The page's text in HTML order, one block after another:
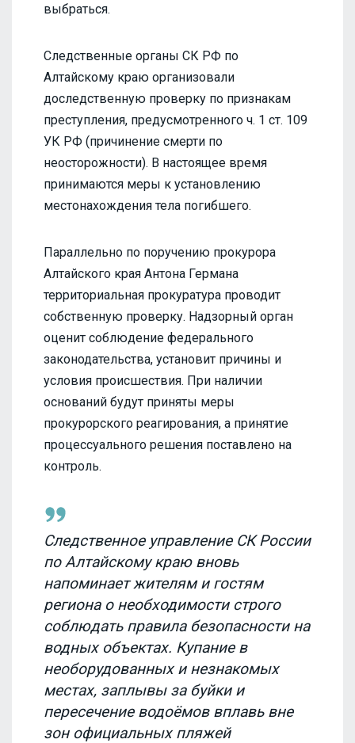
выбраться.
Следственные органы СК РФ по
Алтайскому краю организовали
доследственную проверку по признакам
преступления, предусмотренного ч. 1 ст. 109
УК РФ (причинение смерти по
неосторожности). В настоящее время
принимаются меры к установлению
местонахождения тела погибшего.
Параллельно по поручению прокурора
Алтайского края Антона Германа
территориальная прокуратура проводит
собственную проверку. Надзорный орган
оценит соблюдение федерального
законодательства, установит причины и
условия происшествия. При наличии
оснований будут приняты меры
прокурорского реагирования, а принятие
процессуального решения поставлено на
контроль.
Следственное управление СК России
по Алтайскому краю вновь
напоминает жителям и гостям
региона о необходимости строго
соблюдать правила безопасности на
водных объектах. Купание в
необорудованных и незнакомых
местах, заплывы за буйки и
пересечение водоёмов вплавь вне
зон официальных пляжей